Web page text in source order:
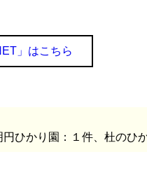
」はこちら
ひかり園：１件、杜のひ